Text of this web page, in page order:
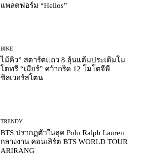
แพลตฟอร์ม “Helios”
BIKE
ไม้คิว” สตาร์ตแถว 8 ลุ้นแต้มประเดิมโม
โตทรี “เมียร์” คว้ากริด 12 โมโตจีพี
ซิลเวอร์สโตน
TRENDY
BTS ปรากฏตัวในลุค Polo Ralph Lauren
กลางงาน คอนเสิร์ต BTS WORLD TOUR
ARIRANG